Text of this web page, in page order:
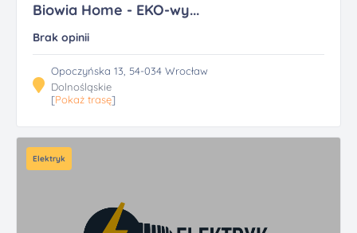
Biowia Home - EKO-wy...
Brak opinii
Opoczyńska 13, 54-034 Wrocław
Dolnośląskie
[Pokaż trasę]
Elektryk